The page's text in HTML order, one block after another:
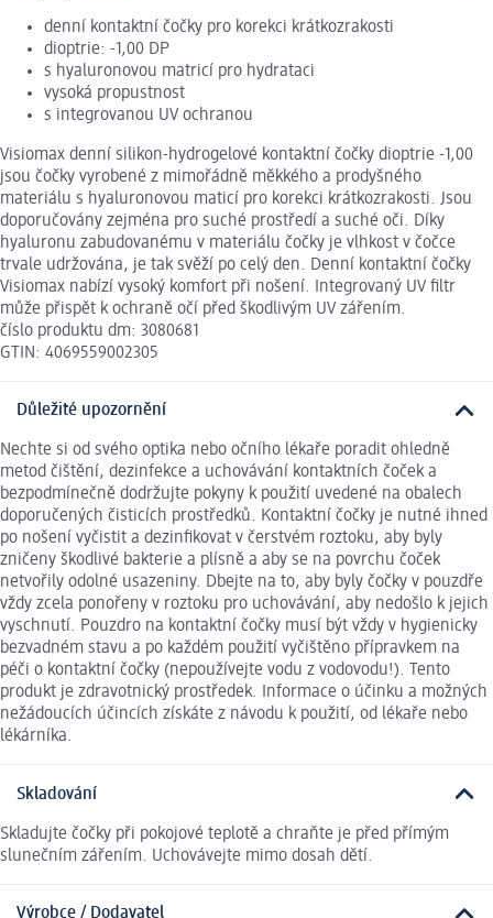
denní kontaktní čočky pro korekci krátkozrakosti
dioptrie: -1,00 DP
s hyaluronovou matricí pro hydrataci
vysoká propustnost
s integrovanou UV ochranou
Visiomax denní silikon-hydrogelové kontaktní čočky dioptrie -1,00
jsou čočky vyrobené z mimořádně měkkého a prodyšného
materiálu s hyaluronovou maticí pro korekci krátkozrakosti. Jsou
doporučovány zejména pro suché prostředí a suché oči. Díky
hyaluronu zabudovanému v materiálu čočky je vlhkost v čočce
trvale udržována, je tak svěží po celý den. Denní kontaktní čočky
Visiomax nabízí vysoký komfort při nošení. Integrovaný UV filtr
může přispět k ochraně očí před škodlivým UV zářením.
číslo produktu dm: 3080681
GTIN: 4069559002305
Důležité upozornění
Nechte si od svého optika nebo očního lékaře poradit ohledně
metod čištění, dezinfekce a uchovávání kontaktních čoček a
bezpodmínečně dodržujte pokyny k použití uvedené na obalech
doporučených čisticích prostředků. Kontaktní čočky je nutné ihned
po nošení vyčistit a dezinfikovat v čerstvém roztoku, aby byly
zničeny škodlivé bakterie a plísně a aby se na povrchu čoček
netvořily odolné usazeniny. Dbejte na to, aby byly čočky v pouzdře
vždy zcela ponořeny v roztoku pro uchovávání, aby nedošlo k jejich
vyschnutí. Pouzdro na kontaktní čočky musí být vždy v hygienicky
bezvadném stavu a po každém použití vyčištěno přípravkem na
péči o kontaktní čočky (nepoužívejte vodu z vodovodu!). Tento
produkt je zdravotnický prostředek. Informace o účinku a možných
nežádoucích účincích získáte z návodu k použití, od lékaře nebo
lékárníka.
Skladování
Skladujte čočky při pokojové teplotě a chraňte je před přímým
slunečním zářením. Uchovávejte mimo dosah dětí.
Výrobce / Dodavatel